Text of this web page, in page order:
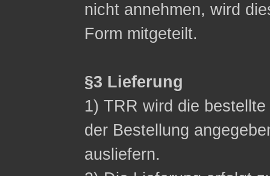
nicht annehmen, wird
Form mitgeteilt.
§3 Lieferung
1) TRR wird die
der Bestellung
ausliefern.